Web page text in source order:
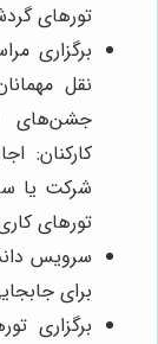
تورهای
برگزاری
نقل
جشن‌های
کارکنان:
شرکت یا
تورهای
سرویس
برای
برگزاری